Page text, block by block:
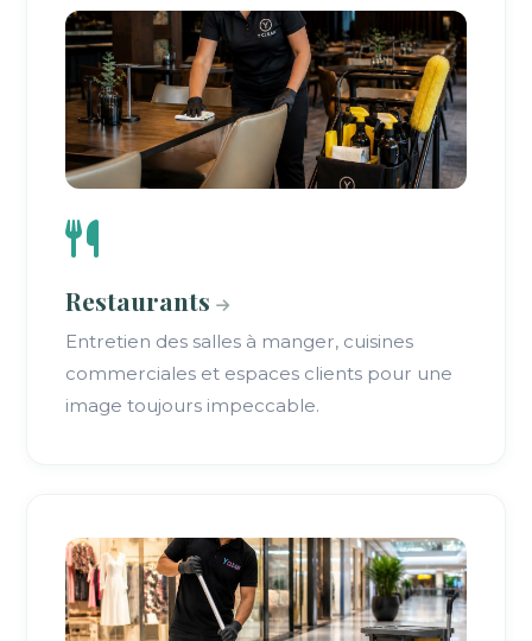
Restaurants
Entretien des salles à manger, cuisines
commerciales et espaces clients pour une
image toujours impeccable.